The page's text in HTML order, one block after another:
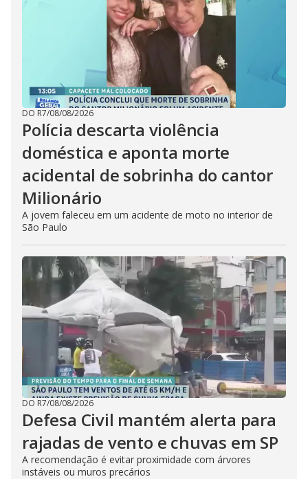
DO R7/08/08/2026
Polícia descarta violência
doméstica e aponta morte
acidental de sobrinha do cantor
Milionário
A jovem faleceu em um acidente de moto no interior de
São Paulo
DO R7/08/08/2026
Defesa Civil mantém alerta para
rajadas de vento e chuvas em SP
A recomendação é evitar proximidade com árvores
instáveis ou muros precários